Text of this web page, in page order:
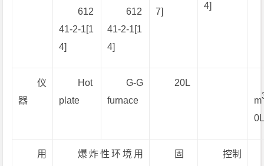
612
41-2-1[1
4]
612
41-2-1[1
4]
7]
4]
仪
器
Hot
plate
G-G
furnace
20L
m
用
爆炸性环境用
固
控制